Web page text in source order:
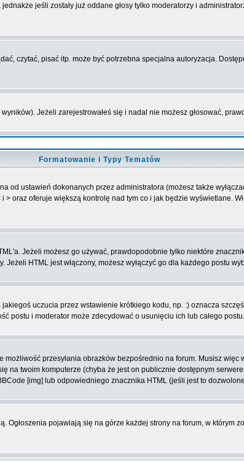
jeśli zostały już oddane głosy tylko moderatorzy i
czytać, pisać itp. może być potrzebna specjalna autoryzacja.
Jeżeli zarejestrowałeś się i nadal nie możesz głosować,
Formatowanie i Typy Tematów
ustawień dokonanych przez administratora (możesz także
oraz oferuje większą kontrolę nad tym co i jak będzie wyświetlane.
Jeżeli możesz go używać, prawdopodobnie tylko niektóre
HTML jest włączony, możesz wyłączyć go dla każdego postu
uczucia przez wstawienie krótkiego kodu, np. :) oznacza
postu i moderator może zdecydować o usunięciu ich lub całego postu.
przesyłania obrazków bezpośrednio na forum. Musisz
na twoim komputerze (chyba że jest on publicznie dostępnym
[img] lub odpowiedniego znacznika HTML (jeśli jest to
pojawiają się na górze każdej strony na forum, w którym